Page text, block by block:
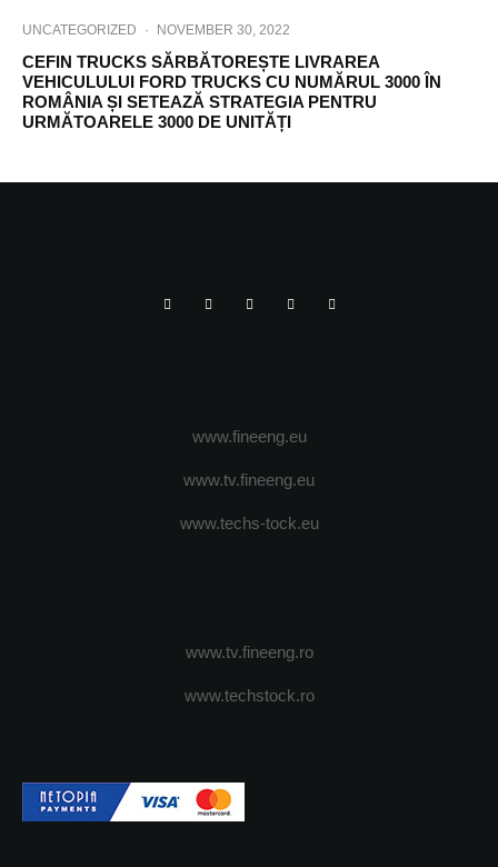
UNCATEGORIZED · NOVEMBER 30, 2022
CEFIN TRUCKS SĂRBĂTOREȘTE LIVRAREA
VEHICULULUI FORD TRUCKS CU NUMĂRUL 3000 ÎN
ROMÂNIA ȘI SETEAZĂ STRATEGIA PENTRU
URMĂTOARELE 3000 DE UNITĂȚI
www.fineeng.eu
www.tv.fineeng.eu
www.techs-tock.eu
www.tv.fineeng.ro
www.techstock.ro